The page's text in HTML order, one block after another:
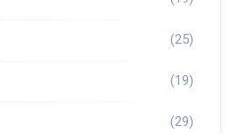
(25)
(19)
(29)